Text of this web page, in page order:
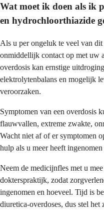
Wat moet ik doen als ik
en hydrochloorthiazide
Als u per ongeluk te veel van
onmiddellijk contact op met uw
overdosis kan ernstige
elektrolytenbalans en mogelijk
veroorzaken.
Symptomen van een overdosis
flauwvallen, extreme zwakte,
Wacht niet af of er symptomen
hulp als u meer heeft
Neem de medicijnfles met u
dokterspraktijk, zodat
ingenomen en hoeveel. Tijd is
diuretica-overdoses, dus stel